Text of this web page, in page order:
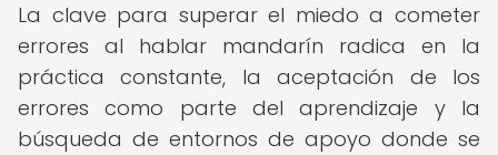
La clave para superar el miedo a cometer
errores al hablar mandarín radica en la
práctica constante, la aceptación de los
errores como parte del aprendizaje y la
búsqueda de entornos de apoyo donde se